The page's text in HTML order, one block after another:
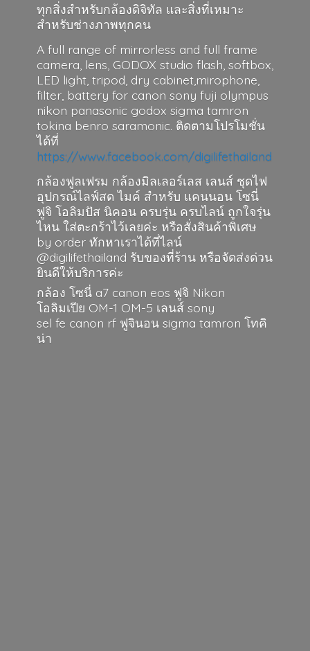
ทุกสิ่งสำหรับกล้องดิจิทัล และสิ่งที่เหมาะ
สำหรับช่างภาพทุกคน
A full range of mirrorless and full frame
camera, lens, GODOX studio flash, softbox,
LED light, tripod, dry cabinet,mirophone,
filter, battery for canon sony fuji olympus
nikon panasonic godox sigma tamron
tokina benro saramonic. ติดตามโปรโมชั่น
ได้ที่
https://www.facebook.com/digilifethailand
กล้องฟูลเฟรม กล้องมิลเลอร์เลส เลนส์ ชุดไฟ
อุปกรณ์ไลฟ์สด ไมค์ สำหรับ แคนนอน โซนี่
ฟูจิ โอลิมปัส นิคอน ครบรุ่น ครบไลน์ ถูกใจรุ่น
ไหน ใส่ตะกร้าไว้เลยค่ะ หรือสั่งสินค้าพิเศษ
by order ทักหาเราได้ที่ไลน์
@digilifethailand รับของที่ร้าน หรือจัดส่งด่วน
ยินดีให้บริการค่ะ
กล้อง โซนี่ a7 canon eos ฟูจิ Nikon
โอลิมเปีย OM-1 OM-5 เลนส์ sony
sel fe canon rf ฟูจินอน sigma tamron โทคิ
น่า